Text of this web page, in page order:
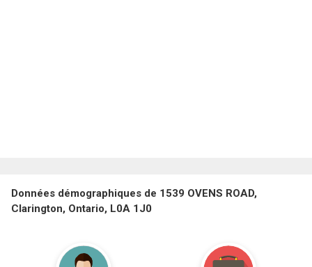
Données démographiques de 1539 OVENS ROAD,
Clarington, Ontario, L0A 1J0